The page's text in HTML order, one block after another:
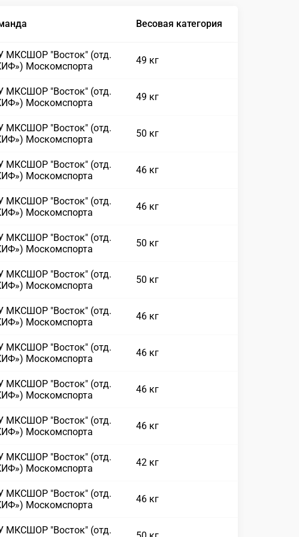
Весовая категория
МКСШОР "Восток" (отд.
Москомспорта
49 кг
МКСШОР "Восток" (отд.
Москомспорта
49 кг
МКСШОР "Восток" (отд.
Москомспорта
50 кг
МКСШОР "Восток" (отд.
Москомспорта
46 кг
МКСШОР "Восток" (отд.
Москомспорта
46 кг
МКСШОР "Восток" (отд.
Москомспорта
50 кг
МКСШОР "Восток" (отд.
Москомспорта
50 кг
МКСШОР "Восток" (отд.
Москомспорта
46 кг
МКСШОР "Восток" (отд.
Москомспорта
46 кг
МКСШОР "Восток" (отд.
Москомспорта
46 кг
МКСШОР "Восток" (отд.
Москомспорта
46 кг
МКСШОР "Восток" (отд.
Москомспорта
42 кг
МКСШОР "Восток" (отд.
Москомспорта
46 кг
МКСШОР "Восток" (отд.